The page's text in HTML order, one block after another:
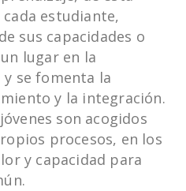
cada estudiante,
sus capacidades o
lugar en la
se fomenta la
y la integración.
son acogidos
procesos, en los
y capacidad para